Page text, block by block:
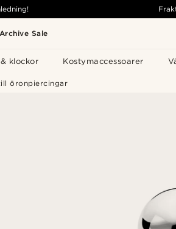
Archive Sale
klockor Kostymaccessoarer
öronpiercingar